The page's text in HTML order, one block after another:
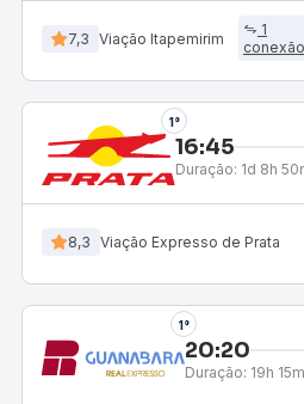
7,3 Viação Itapemirim
1
conexão
1°
16:45
Duração: 1d 8h
8,3 Viação Expresso de Prata
1°
20:20
Duração: 19h